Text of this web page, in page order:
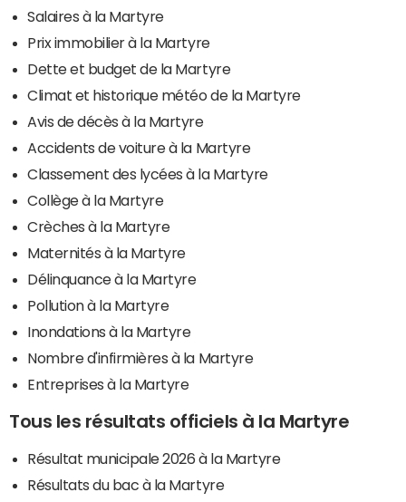
Salaires à la Martyre
Prix immobilier à la Martyre
Dette et budget de la Martyre
Climat et historique météo de la Martyre
Avis de décès à la Martyre
Accidents de voiture à la Martyre
Classement des lycées à la Martyre
Collège à la Martyre
Crèches à la Martyre
Maternités à la Martyre
Délinquance à la Martyre
Pollution à la Martyre
Inondations à la Martyre
Nombre d'infirmières à la Martyre
Entreprises à la Martyre
Tous les résultats officiels à la Martyre
Résultat municipale 2026 à la Martyre
Résultats du bac à la Martyre